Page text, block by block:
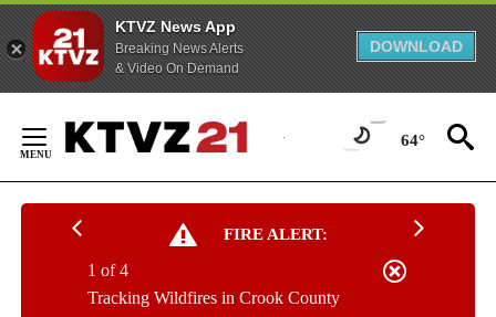
KTVZ News App
Breaking News Alerts
& Video On Demand
DOWNLOAD
Content
64°
FIRE ALERT:
Tracking Wildfires in Crook County
1 of 4